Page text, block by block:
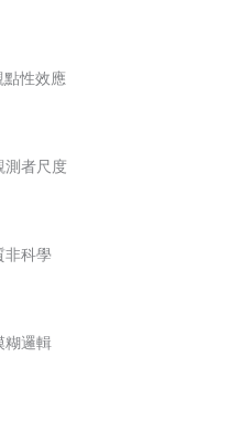
點性效應
測者尺度
非科學
糊邏輯